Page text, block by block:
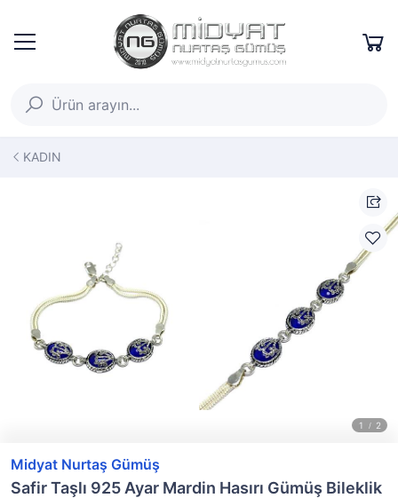
KADIN
Midyat Nurtaş Gümüş
Safir Taşlı 925 Ayar Mardin Hasırı Gümüş Bileklik